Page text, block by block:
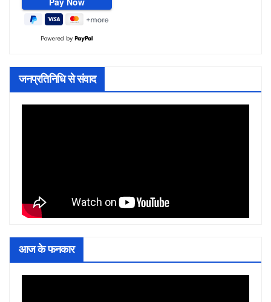
Powered by
जनप्रतिनिधि से संवाद
आज के फनकार